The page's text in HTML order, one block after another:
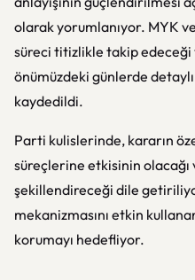
olarak yorumlanıyor. MYK
süreci titizlikle takip edeceği
önümüzdeki günlerde
kaydedildi.
Parti kulislerinde, kararın
süreçlerine etkisinin
şekillendireceği dile
mekanizmasını etkin
korumayı hedefliyor.